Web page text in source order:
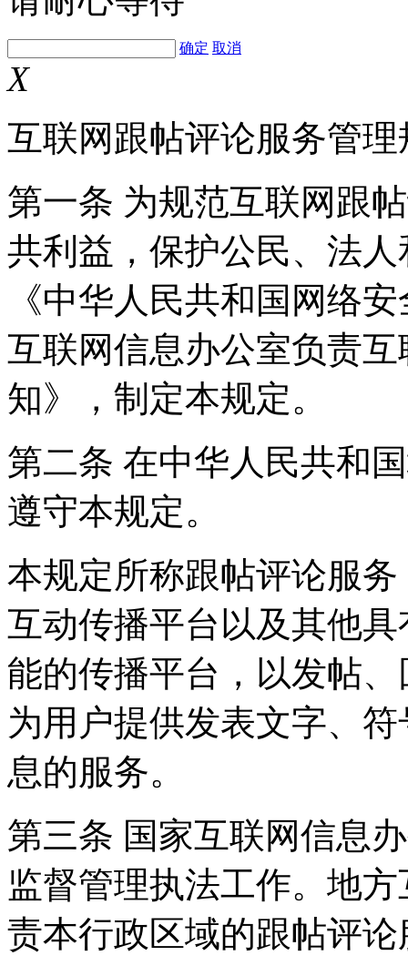
确定 取消
X
互联网跟帖评论服务管理
第一条 为规范互联网跟
共利益，保护公民、法
《中华人民共和国网络
互联网信息办公室负责
知》，制定本规定。
第二条 在中华人民共和
遵守本规定。
本规定所称跟帖评论服
互动传播平台以及其他
能的传播平台，以发帖
为用户提供发表文字、
息的服务。
第三条 国家互联网信息
监督管理执法工作。地
责本行政区域的跟帖评